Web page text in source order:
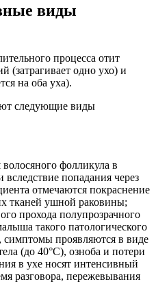
виды
процесса отит
(затрагивает одно ухо) и
на оба уха).
следующие виды
фолликула в
попадания через
отмечаются покраснение
тканей ушной раковины;
прохода полупрозрачного
такого патологического
симптомы проявляются в виде
(до 40°C), озноба и потери
в ухе носят интенсивный
разговора, пережевывания